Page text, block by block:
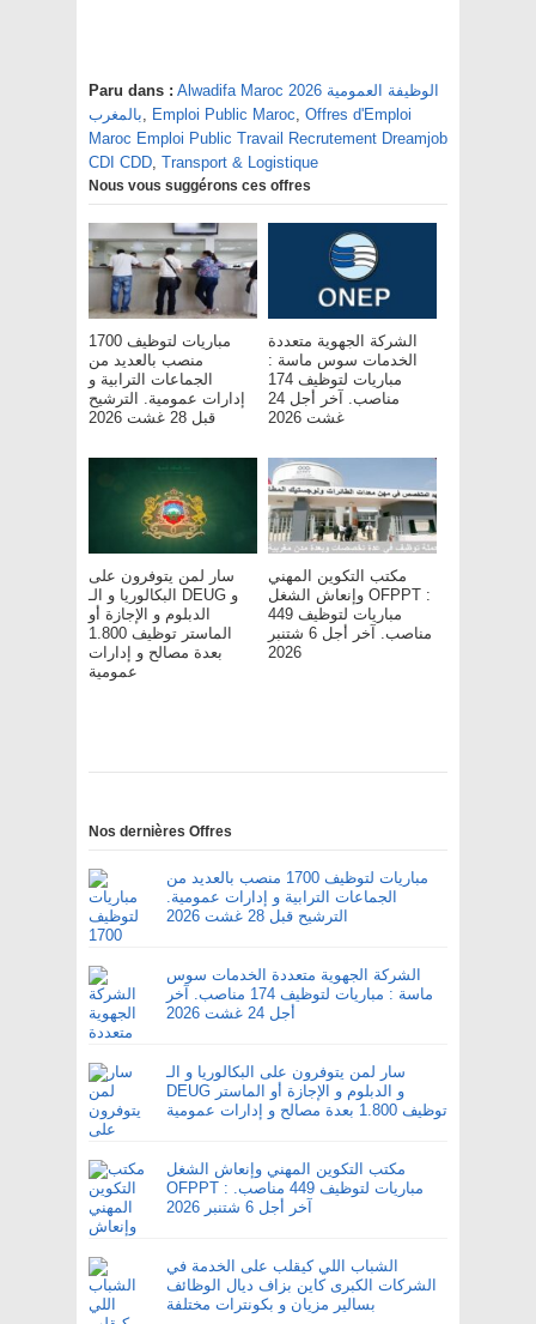
Paru dans : Alwadifa Maroc 2026 الوظيفة العمومية
بالمغرب, Emploi Public Maroc, Offres d'Emploi
Maroc Emploi Public Travail Recrutement Dreamjob
CDI CDD, Transport & Logistique
Nous vous suggérons ces offres
مباريات لتوظيف 1700
منصب بالعديد من
الجماعات الترابية و
إدارات عمومية. الترشيح
قبل 28 غشت 2026
الشركة الجهوية متعددة
الخدمات سوس ماسة :
مباريات لتوظيف 174
مناصب. آخر أجل 24
غشت 2026
سار لمن يتوفرون على
البكالوريا و الـ DEUG و
الدبلوم و الإجازة أو
الماستر توظيف 1.800
بعدة مصالح و إدارات
عمومية
مكتب التكوين المهني
وإنعاش الشغل OFPPT :
مباريات لتوظيف 449
مناصب. آخر أجل 6 شتنبر
2026
Nos dernières Offres
مباريات لتوظيف 1700 منصب بالعديد من
الجماعات الترابية و إدارات عمومية.
الترشيح قبل 28 غشت 2026
الشركة الجهوية متعددة الخدمات سوس
ماسة : مباريات لتوظيف 174 مناصب. آخر
أجل 24 غشت 2026
سار لمن يتوفرون على البكالوريا و الـ
DEUG و الدبلوم و الإجازة أو الماستر
توظيف 1.800 بعدة مصالح و إدارات عمومية
مكتب التكوين المهني وإنعاش الشغل
OFPPT : مباريات لتوظيف 449 مناصب.
آخر أجل 6 شتنبر 2026
الشباب اللي كيقلب على الخدمة في
الشركات الكبرى كاين بزاف ديال الوظائف
بسالير مزيان و بكونترات مختلفة